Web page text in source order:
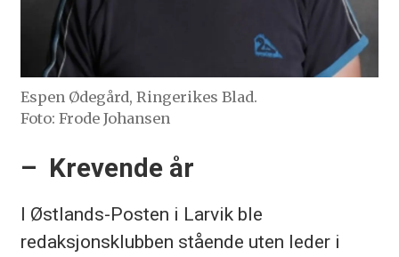
Espen Ødegård, Ringerikes Blad.
Foto: Frode Johansen
– Krevende år
I Østlands-Posten i Larvik ble
redaksjonsklubben stående uten leder i